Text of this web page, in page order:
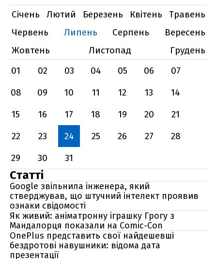
Січень
Лютий Березень Квітень
Травень
Червень
Липень Серпень
Вересень
Жовтень
Листопад
Грудень
01
02 03 04 05 06
07
08
09 10 11 12 13
14
15
16 17 18 19 20
21
22
23 24 25 26 27
28
29
30 31
Статті
Google звільнила інженера, який
стверджував, що штучний інтелект проявив
ознаки свідомості
Як живий: аніматронну іграшку Грогу з
Мандалорця показали на Comic-Con
OnePlus представить свої найдешевші
бездротові навушники: відома дата
презентації